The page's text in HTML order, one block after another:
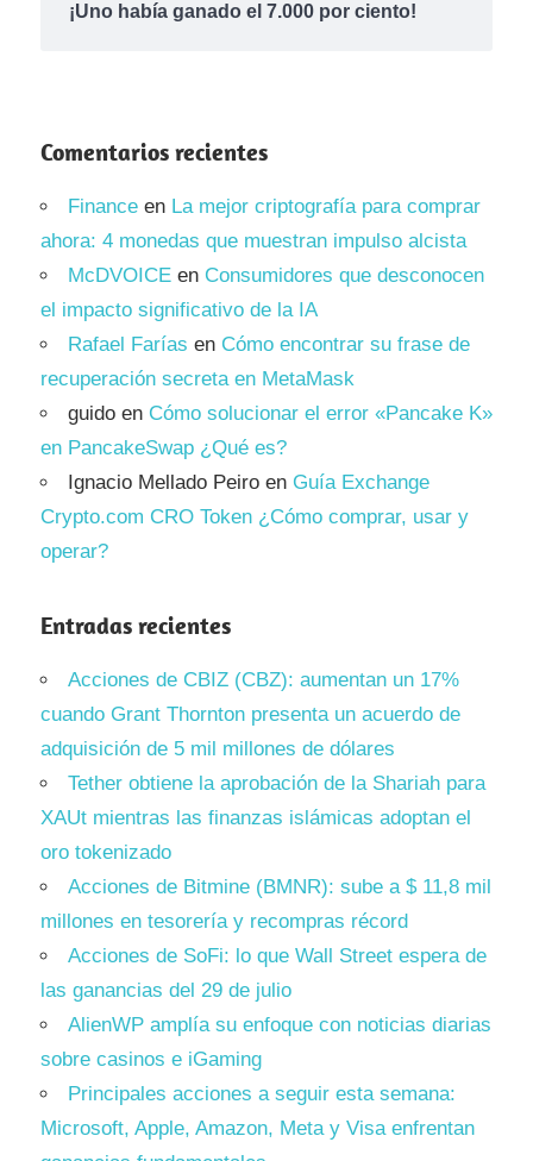
¡Uno había ganado el 7.000 por ciento!
Comentarios recientes
Finance en La mejor criptografía para comprar
ahora: 4 monedas que muestran impulso alcista
McDVOICE en Consumidores que desconocen
el impacto significativo de la IA
Rafael Farías en Cómo encontrar su frase de
recuperación secreta en MetaMask
guido en Cómo solucionar el error «Pancake K»
en PancakeSwap ¿Qué es?
Ignacio Mellado Peiro en Guía Exchange
Crypto.com CRO Token ¿Cómo comprar, usar y
operar?
Entradas recientes
Acciones de CBIZ (CBZ): aumentan un 17%
cuando Grant Thornton presenta un acuerdo de
adquisición de 5 mil millones de dólares
Tether obtiene la aprobación de la Shariah para
XAUt mientras las finanzas islámicas adoptan el
oro tokenizado
Acciones de Bitmine (BMNR): sube a $ 11,8 mil
millones en tesorería y recompras récord
Acciones de SoFi: lo que Wall Street espera de
las ganancias del 29 de julio
AlienWP amplía su enfoque con noticias diarias
sobre casinos e iGaming
Principales acciones a seguir esta semana:
Microsoft, Apple, Amazon, Meta y Visa enfrentan